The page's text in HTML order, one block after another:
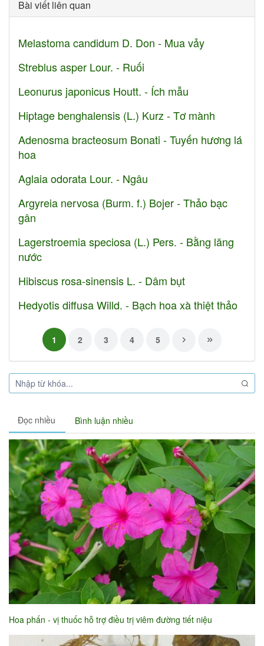
Bài viết liên quan
Melastoma candidum D. Don - Mua vảy
Streblus asper Lour. - Ruối
Leonurus japonicus Houtt. - Ích mẫu
Hiptage benghalensis (L.) Kurz - Tơ mành
Adenosma bracteosum Bonati - Tuyến hương lá
hoa
Aglaia odorata Lour. - Ngâu
Argyreia nervosa (Burm. f.) Bojer - Thảo bạc
gân
Lagerstroemia speciosa (L.) Pers. - Bằng lăng
nước
Hibiscus rosa-sinensis L. - Dâm bụt
Hedyotis diffusa Willd. - Bạch hoa xà thiệt thảo
1 2 3 4 5
Đọc nhiều Bình luận nhiều
Hoa phấn - vị thuốc hỗ trợ điều trị viêm đường tiết niệu